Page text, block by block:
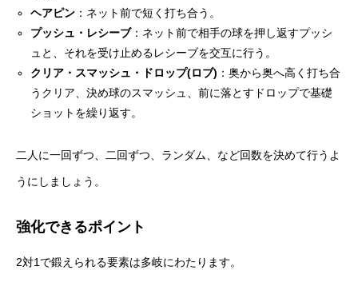
ヘアピン ：ネット前で短く打ち合う。
プッシュ・レシーブ：ネット前で相手の球を押し返すプッシ
ュと、それを受け止めるレシーブを交互に行う。
クリア・スマッシュ・ドロップ(ロブ) ：奥から奥へ高く打ち合
うクリア、決め球のスマッシュ、前に落とすドロップで基礎
ショットを繰り返す。
二人に一回ずつ、二回ずつ、ランダム、など回数を決めて行うよ
うにしましょう。
強化できるポイント
2対1で鍛えられる要素は多岐にわたります。